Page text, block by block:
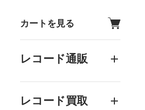
カートを見る
レコード通販
レコード買取